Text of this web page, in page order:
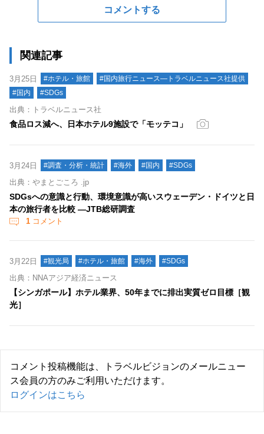
コメントする
関連記事
3月25日 #ホテル・旅館
#国内旅行ニュース―トラベルニュース社提供
#国内
#SDGs
出典：トラベルニュース社
食品ロス減へ、日本ホテル9施設で「モッテコ」
3月24日 #調査・分析・統計 #海外 #国内 #SDGs
出典：やまとごころ .jp
SDGsへの意識と行動、環境意識が高いスウェーデン・ドイツと日
本の旅行者を比較 —JTB総研調査
1 コメント
3月22日 #観光局 #ホテル・旅館 #海外 #SDGs
出典：NNAアジア経済ニュース
【シンガポール】ホテル業界、50年までに排出実質ゼロ目標［観
光］
コメント投稿機能は、トラベルビジョンのメールニュー
ス会員の方のみご利用いただけます。
ログインはこちら